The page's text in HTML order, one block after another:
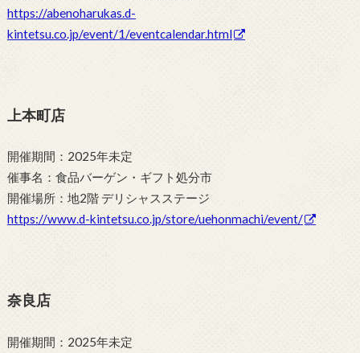
https://abenoharukas.d-
kintetsu.co.jp/event/1/eventcalendar.html
上本町店
開催期間：2025年未定
催事名：食品バーゲン・ギフト処分市
開催場所：地2階 デリシャスステージ
https://www.d-kintetsu.co.jp/store/uehonmachi/event/
奈良店
開催期間：2025年未定